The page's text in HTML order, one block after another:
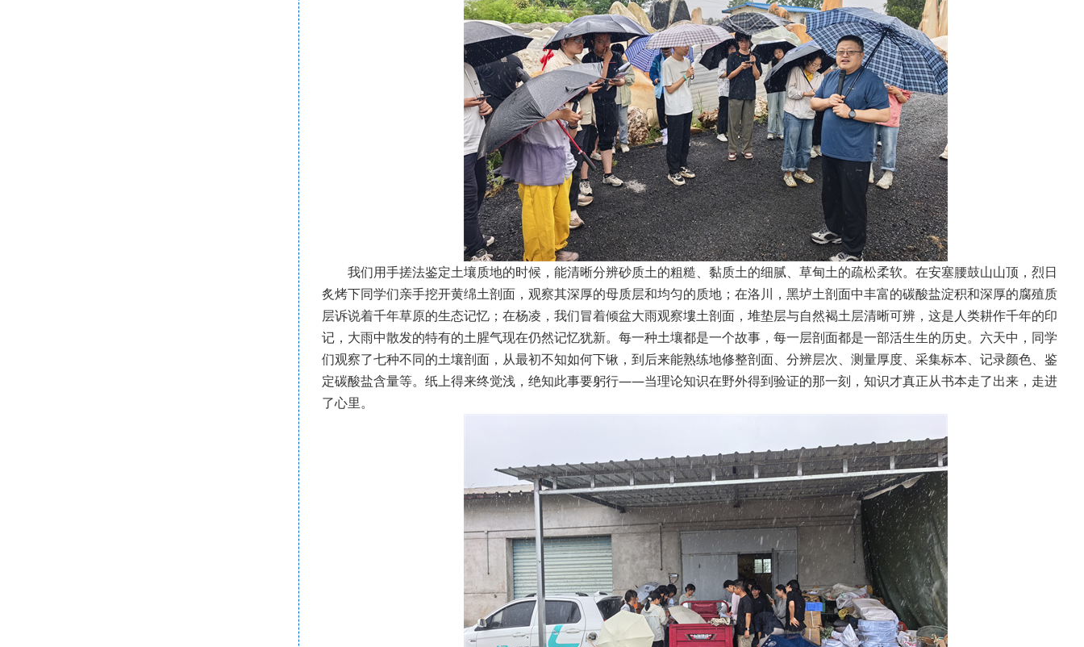
我们用手搓法鉴定土壤质地的时候，能清晰分辨砂质土的粗糙、黏质土的细腻、草甸土的疏松柔软。在安塞腰鼓山山顶，烈日
炙烤下同学们亲手挖开黄绵土剖面，观察其深厚的母质层和均匀的质地；在洛川，黑垆土剖面中丰富的碳酸盐淀积和深厚的腐殖质
层诉说着千年草原的生态记忆；在杨凌，我们冒着倾盆大雨观察塿土剖面，堆垫层与自然褐土层清晰可辨，这是人类耕作千年的印
记，大雨中散发的特有的土腥气现在仍然记忆犹新。每一种土壤都是一个故事，每一层剖面都是一部活生生的历史。六天中，同学
们观察了七种不同的土壤剖面，从最初不知如何下锹，到后来能熟练地修整剖面、分辨层次、测量厚度、采集标本、记录颜色、鉴
定碳酸盐含量等。纸上得来终觉浅，绝知此事要躬行——当理论知识在野外得到验证的那一刻，知识才真正从书本走了出来，走进
了心里。